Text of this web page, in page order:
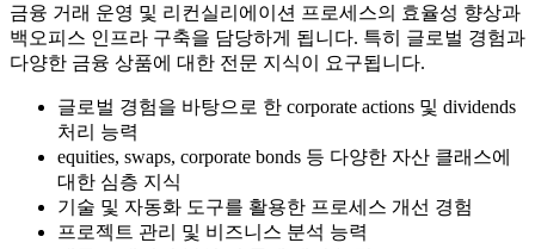
금융 거래 운영 및 리컨실리에이션 프로세스의 효율성 향상과
백오피스 인프라 구축을 담당하게 됩니다. 특히 글로벌 경험과
다양한 금융 상품에 대한 전문 지식이 요구됩니다.
글로벌 경험을 바탕으로 한 corporate actions 및 dividends
처리 능력
equities, swaps, corporate bonds 등 다양한 자산 클래스에
대한 심층 지식
기술 및 자동화 도구를 활용한 프로세스 개선 경험
프로젝트 관리 및 비즈니스 분석 능력